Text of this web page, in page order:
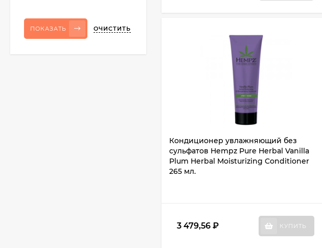
Кондиционер увлажняющий без
сульфатов Hempz Pure Herbal Vanilla
Plum Herbal Moisturizing Conditioner
265 мл.
3 479,56 ₽ КУПИТЬ
ПОКАЗАТЬ ОЧИСТИТЬ